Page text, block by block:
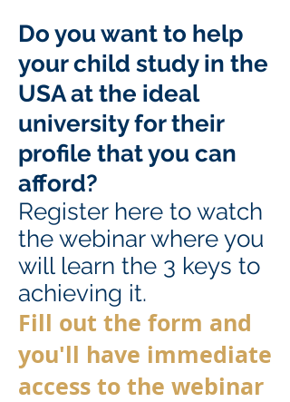
Do you want to help
your child study in the
USA at the ideal
university for their
profile that you can
afford?
Register here to watch
the webinar where you
will learn the 3 keys to
achieving it.
Fill out the form and
you'll have immediate
access to the webinar